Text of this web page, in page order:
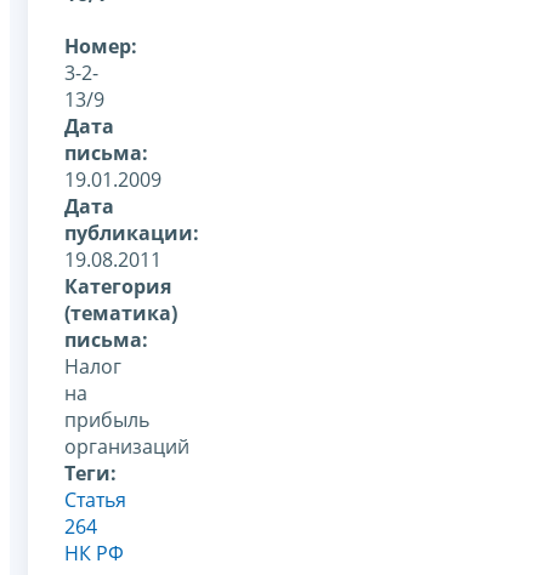
Номер:
3-2-
13/9
Дата
письма:
19.01.2009
Дата
публикации:
19.08.2011
Категория
(тематика)
письма:
Налог
на
прибыль
организаций
Теги:
Статья
264
НК РФ